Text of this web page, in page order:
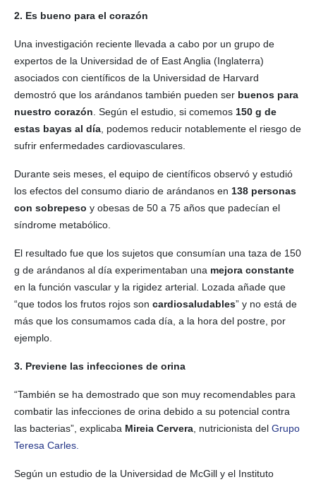
2. Es bueno para el corazón
Una investigación reciente llevada a cabo por un grupo de
expertos de la Universidad de of East Anglia (Inglaterra)
asociados con científicos de la Universidad de Harvard
demostró que los arándanos también pueden ser buenos para
nuestro corazón . Según el estudio, si comemos 150 g de
estas bayas al día , podemos reducir notablemente el riesgo de
sufrir enfermedades cardiovasculares.
Durante seis meses, el equipo de científicos observó y estudió
los efectos del consumo diario de arándanos en 138 personas
con sobrepeso y obesas de 50 a 75 años que padecían el
síndrome metabólico.
El resultado fue que los sujetos que consumían una taza de 150
g de arándanos al día experimentaban una mejora constante
en la función vascular y la rigidez arterial. Lozada añade que
“que todos los frutos rojos son cardiosaludables” y no está de
más que los consumamos cada día, a la hora del postre, por
ejemplo.
3. Previene las infecciones de orina
“También se ha demostrado que son muy recomendables para
combatir las infecciones de orina debido a su potencial contra
las bacterias”, explicaba Mireia Cervera , nutricionista del Grupo
Teresa Carles.
Según un estudio de la Universidad de McGill y el Instituto